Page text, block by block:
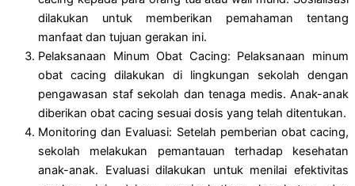
dilakukan untuk memberikan pemahaman tentang
manfaat dan tujuan gerakan ini.
Pelaksanaan Minum Obat Cacing: Pelaksanaan minum
obat cacing dilakukan di lingkungan sekolah dengan
pengawasan staf sekolah dan tenaga medis. Anak-anak
diberikan obat cacing sesuai dosis yang telah ditentukan.
Monitoring dan Evaluasi: Setelah pemberian obat cacing,
sekolah melakukan pemantauan terhadap kesehatan
anak-anak. Evaluasi dilakukan untuk menilai efektivitas